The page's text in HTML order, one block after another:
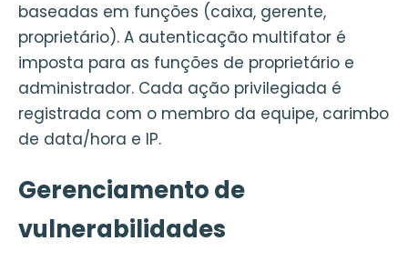
baseadas em funções (caixa, gerente,
proprietário). A autenticação multifator é
imposta para as funções de proprietário e
administrador. Cada ação privilegiada é
registrada com o membro da equipe, carimbo
de data/hora e IP.
Gerenciamento de
vulnerabilidades